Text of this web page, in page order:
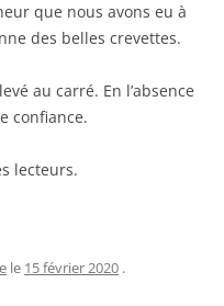
que nous avons eu à
des belles crevettes.
au carré. En l’absence
confiance.
lecteurs.
le 15 février 2020 .